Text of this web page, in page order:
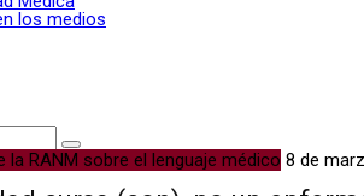
los medios
la RANM sobre el lenguaje médico 8 de